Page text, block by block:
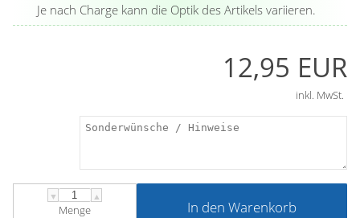
Je nach Charge kann die Optik des Artikels variieren.
12,95 EUR
inkl. MwSt.
▼ ▲
Menge In den Warenkorb